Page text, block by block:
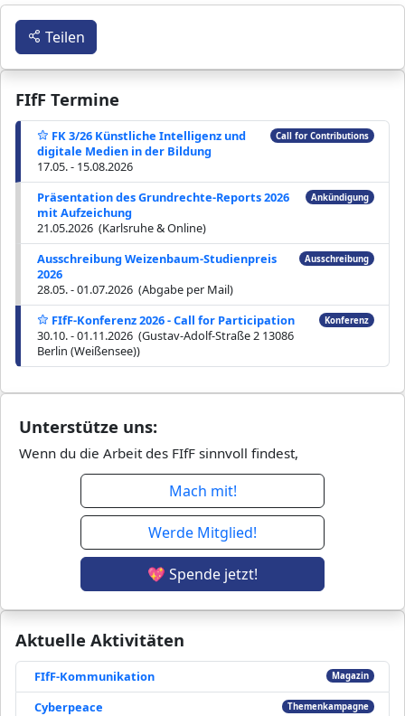
FIfF Termine
FK 3/26 Künstliche Intelligenz und
digitale Medien in der Bildung
17.05. - 15.08.2026
Call for Contributions
Präsentation des Grundrechte-Reports 2026
mit Aufzeichung
21.05.2026 (Karlsruhe & Online)
Ankündigung
Ausschreibung Weizenbaum-Studienpreis
2026
28.05. - 01.07.2026 (Abgabe per Mail)
Ausschreibung
FIfF-Konferenz 2026 - Call for Participation
30.10. - 01.11.2026 (Gustav-Adolf-Straße 2 13086
Berlin (Weißensee))
Konferenz
Aktuelle Aktivitäten
FIfF-Kommunikation Magazin
Cyberpeace Themenkampagne
Unterstütze uns:
Wenn du die Arbeit des FIfF sinnvoll findest,
Mach mit!
Werde Mitglied!
💖 Spende jetzt!
Teilen